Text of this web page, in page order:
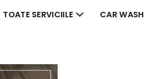
TOATE SERVICIILE CAR WASH